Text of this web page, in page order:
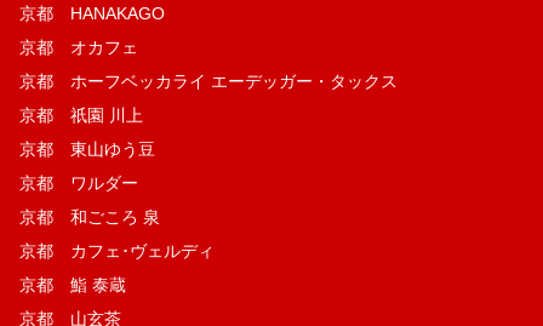
京都 HANAKAGO
京都 オカフェ
京都 ホーフベッカライ エーデッガー・タックス
京都 祇園 川上
京都 東山ゆう豆
京都 ワルダー
京都 和ごころ 泉
京都 カフェ･ヴェルディ
京都 鮨 泰蔵
京都 山玄茶